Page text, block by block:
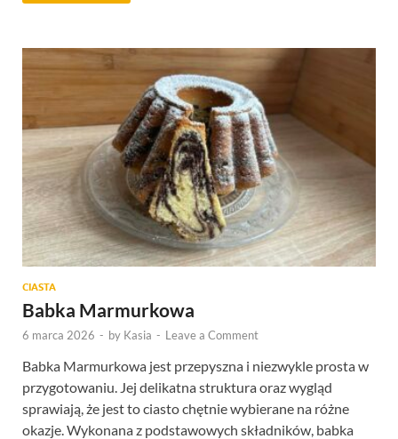
CIASTA
Babka Marmurkowa
6 marca 2026 - by Kasia - Leave a Comment
Babka Marmurkowa jest przepyszna i niezwykle prosta w
przygotowaniu. Jej delikatna struktura oraz wygląd
sprawiają, że jest to ciasto chętnie wybierane na różne
okazje. Wykonana z podstawowych składników, babka